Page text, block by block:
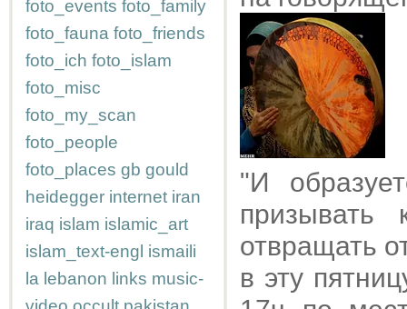
foto_events foto_family
foto_fauna foto_friends
foto_ich foto_islam
foto_misc
foto_my_scan
foto_people
foto_places gb gould
heidegger internet iran
iraq islam islamic_art
islam_text-engl ismaili
la lebanon links music-
"И
отвращать
в эту